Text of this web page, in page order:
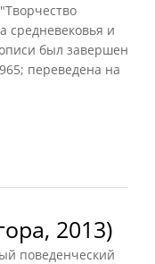
средневековья и
был завершен
переведена на
2013)
поведенческий